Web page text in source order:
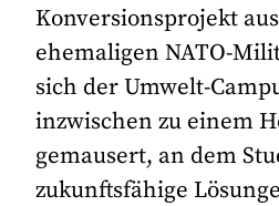
Konversionsprojekt
ehemaligen NATO-
sich der Umwelt-
inzwischen zu einem
gemausert, an dem
zukunftsfähige